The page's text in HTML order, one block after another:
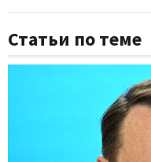
Статьи по теме